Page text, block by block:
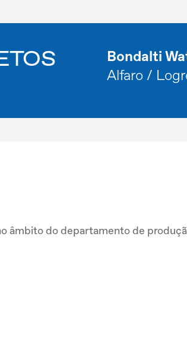
Bondalti
Alfaro /
âmbito do departamento de